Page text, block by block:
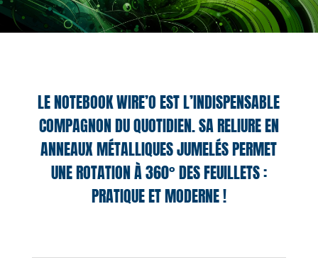
LE NOTEBOOK WIRE’O EST L’INDISPENSABLE
COMPAGNON DU QUOTIDIEN. SA RELIURE EN
ANNEAUX MÉTALLIQUES JUMELÉS PERMET
UNE ROTATION À 360° DES FEUILLETS :
PRATIQUE ET MODERNE !